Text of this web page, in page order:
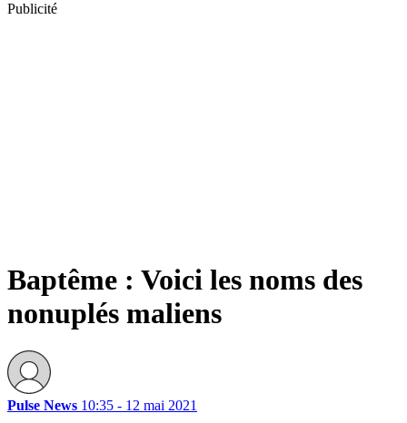
Publicité
Baptême : Voici les noms des
nonuplés maliens
Pulse News 10:35 - 12 mai 2021